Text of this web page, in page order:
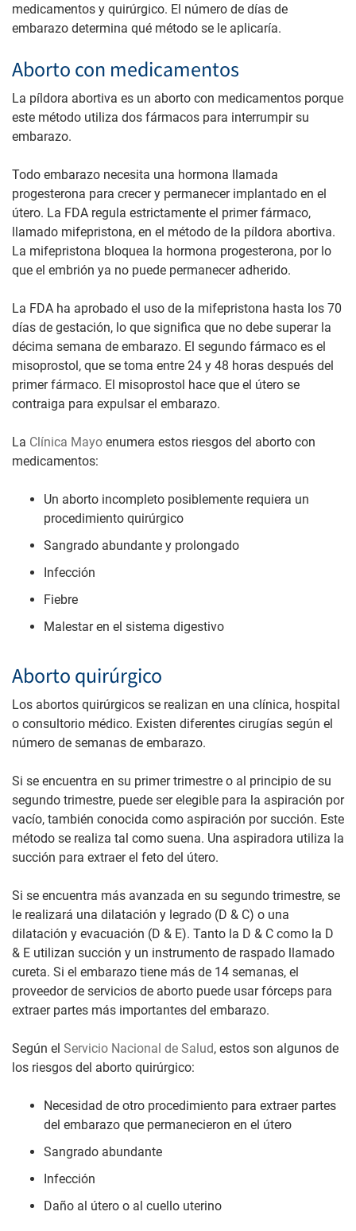
medicamentos y quirúrgico. El número de días de
embarazo determina qué método se le aplicaría.
Aborto con medicamentos
La píldora abortiva es un aborto con medicamentos porque
este método utiliza dos fármacos para interrumpir su
embarazo.
Todo embarazo necesita una hormona llamada
progesterona para crecer y permanecer implantado en el
útero. La FDA regula estrictamente el primer fármaco,
llamado mifepristona, en el método de la píldora abortiva.
La mifepristona bloquea la hormona progesterona, por lo
que el embrión ya no puede permanecer adherido.
La FDA ha aprobado el uso de la mifepristona hasta los 70
días de gestación, lo que significa que no debe superar la
décima semana de embarazo. El segundo fármaco es el
misoprostol, que se toma entre 24 y 48 horas después del
primer fármaco. El misoprostol hace que el útero se
contraiga para expulsar el embarazo.
La Clínica Mayo enumera estos riesgos del aborto con
medicamentos:
Un aborto incompleto posiblemente requiera un
procedimiento quirúrgico
Sangrado abundante y prolongado
Infección
Fiebre
Malestar en el sistema digestivo
Aborto quirúrgico
Los abortos quirúrgicos se realizan en una clínica, hospital
o consultorio médico. Existen diferentes cirugías según el
número de semanas de embarazo.
Si se encuentra en su primer trimestre o al principio de su
segundo trimestre, puede ser elegible para la aspiración por
vacío, también conocida como aspiración por succión. Este
método se realiza tal como suena. Una aspiradora utiliza la
succión para extraer el feto del útero.
Si se encuentra más avanzada en su segundo trimestre, se
le realizará una dilatación y legrado (D & C) o una
dilatación y evacuación (D & E). Tanto la D & C como la D
& E utilizan succión y un instrumento de raspado llamado
cureta. Si el embarazo tiene más de 14 semanas, el
proveedor de servicios de aborto puede usar fórceps para
extraer partes más importantes del embarazo.
Según el Servicio Nacional de Salud, estos son algunos de
los riesgos del aborto quirúrgico:
Necesidad de otro procedimiento para extraer partes
del embarazo que permanecieron en el útero
Sangrado abundante
Infección
Daño al útero o al cuello uterino